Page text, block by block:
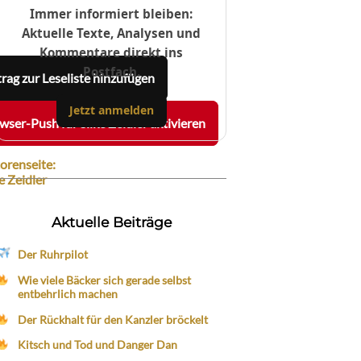
zur Leseliste hinzufügen
Push für Silke Zeidler aktivieren
Zeidler
Immer informiert bleiben:
Aktuelle Texte, Analysen und
Kommentare direkt ins
Postfach.
Jetzt anmelden
Aktuelle Beiträge
Der Ruhrpilot
Wie viele Bäcker sich gerade selbst
entbehrlich machen
Der Rückhalt für den Kanzler bröckelt
Kitsch und Tod und Danger Dan